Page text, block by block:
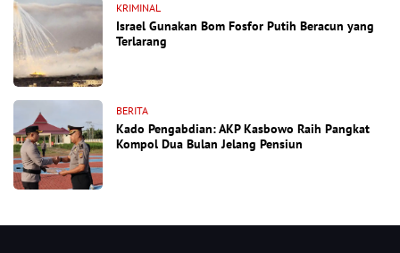
KRIMINAL
Israel Gunakan Bom Fosfor Putih Beracun yang
Terlarang
BERITA
Kado Pengabdian: AKP Kasbowo Raih Pangkat
Kompol Dua Bulan Jelang Pensiun